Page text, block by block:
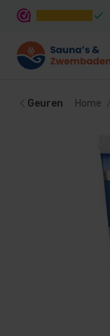
Geuren Home